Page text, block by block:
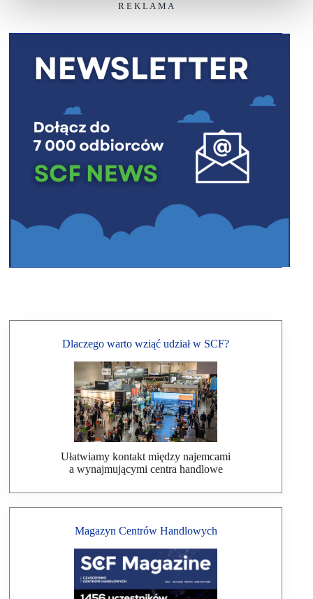
R E K L A M A
Dlaczego warto wziąć udział w SCF?
Ułatwiamy kontakt między najemcami
a wynajmującymi centra handlowe
Magazyn Centrów Handlowych